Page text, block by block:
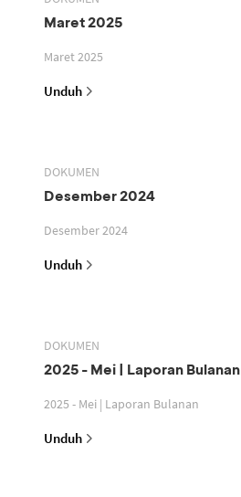
Maret 2025
Maret 2025
Unduh
DOKUMEN
Desember 2024
Desember 2024
Unduh
DOKUMEN
2025 - Mei | Laporan Bulanan
2025 - Mei | Laporan Bulanan
Unduh